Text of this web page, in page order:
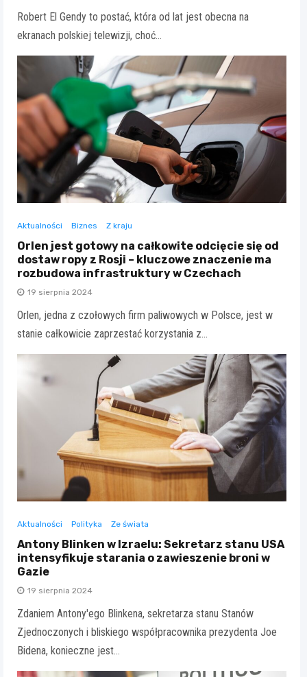
Robert El Gendy to postać, która od lat jest obecna na
ekranach polskiej telewizji, choć…
Aktualności Biznes Z kraju
Orlen jest gotowy na całkowite odcięcie się od
dostaw ropy z Rosji – kluczowe znaczenie ma
rozbudowa infrastruktury w Czechach
19 sierpnia 2024
Orlen, jedna z czołowych firm paliwowych w Polsce, jest w
stanie całkowicie zaprzestać korzystania z…
Aktualności Polityka Ze świata
Antony Blinken w Izraelu: Sekretarz stanu USA
intensyfikuje starania o zawieszenie broni w
Gazie
19 sierpnia 2024
Zdaniem Antony'ego Blinkena, sekretarza stanu Stanów
Zjednoczonych i bliskiego współpracownika prezydenta Joe
Bidena, konieczne jest…